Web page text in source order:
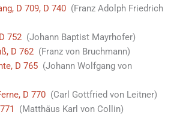
D 709, D 740(Franz Adolph Friedrich
752(Johann Baptist Mayrhofer)
D 762(Franz von Bruchmann)
D 765(Johann Wolfgang von
D 770(Carl Gottfried von Leitner)
(Matthäus Karl von Collin)